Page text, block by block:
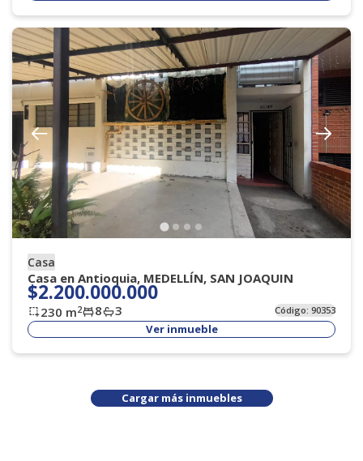
Casa
Casa en Antioquia, MEDELLÍN, SAN JOAQUIN
$2.200.000.000
230 m2 8 3 Código:90353
Ver inmueble
Cargar más inmuebles